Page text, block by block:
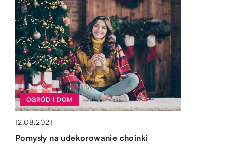
OGRÓD I DOM
15.10.2019
OGRÓD I DOM
12.08.2021
Pomysły na udekorowanie choinki
BIZNES I FINANSE
02.01.2022
Sterylizacja termiczna – czym jest i gdzie
OGRÓD I DOM
12.11.2021
Typy grzejników i ich zastosowanie